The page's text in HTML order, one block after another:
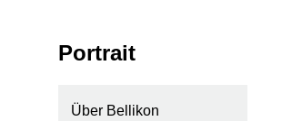
Subnavigation:
Portrait
Über Bellikon